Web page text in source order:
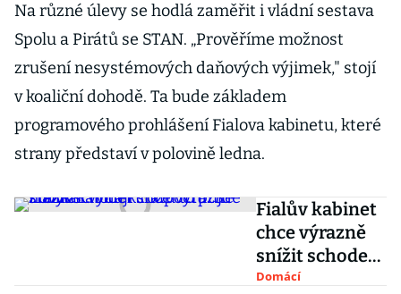
Na různé úlevy se hodlá zaměřit i vládní sestava
Spolu a Pirátů se STAN. „Prověříme možnost
zrušení nesystémových daňových výjimek," stojí
v koaliční dohodě. Ta bude základem
programového prohlášení Fialova kabinetu, které
strany představí v polovině ledna.
Fialův kabinet
chce výrazně
snížit schodek
rozpočtu. S
Domácí